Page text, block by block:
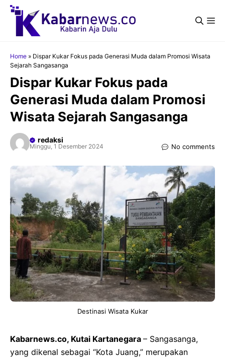
Langsung
Home » Dispar Kukar Fokus pada Generasi Muda dalam Promosi Wisata
Sejarah Sangasanga
Dispar Kukar Fokus pada
Generasi Muda dalam Promosi
Wisata Sejarah Sangasanga
redaksi
Minggu, 1 Desember 2024 No comments
Destinasi Wisata Kukar
Kabarnews.co, Kutai Kartanegara – Sangasanga,
yang dikenal sebagai “Kota Juang,” merupakan